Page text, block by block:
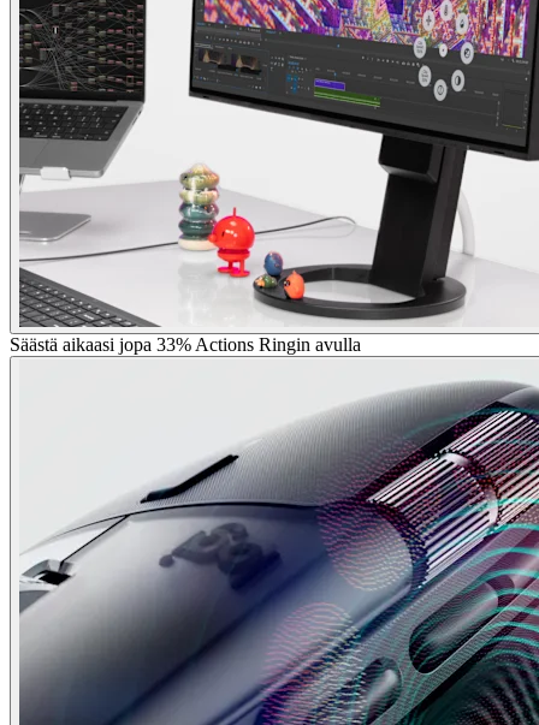
Säästä aikaasi jopa 33% Actions Ringin avulla